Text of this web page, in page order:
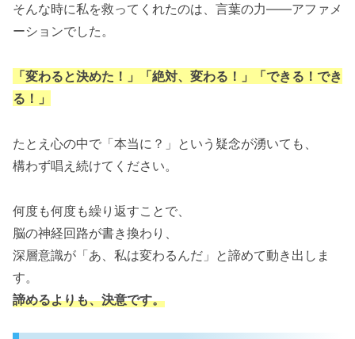
そんな時に私を救ってくれたのは、言葉の力——アファメ
ーションでした。
「変わると決めた！」「絶対、変わる！」「できる！でき
る！」
たとえ心の中で「本当に？」という疑念が湧いても、
構わず唱え続けてください。
何度も何度も繰り返すことで、
脳の神経回路が書き換わり、
深層意識が「あ、私は変わるんだ」と諦めて動き出しま
す。
諦めるよりも、決意です。